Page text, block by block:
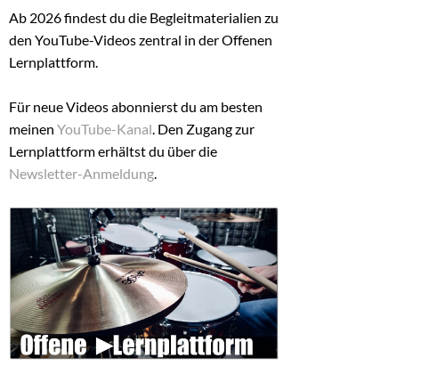
Ab 2026 findest du die Begleitmaterialien zu
den YouTube-Videos zentral in der Offenen
Lernplattform.
Für neue Videos abonnierst du am besten
meinen YouTube-Kanal. Den Zugang zur
Lernplattform erhältst du über die
Newsletter-Anmeldung.